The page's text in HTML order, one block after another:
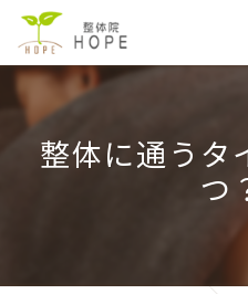
整体に通うタ
つ